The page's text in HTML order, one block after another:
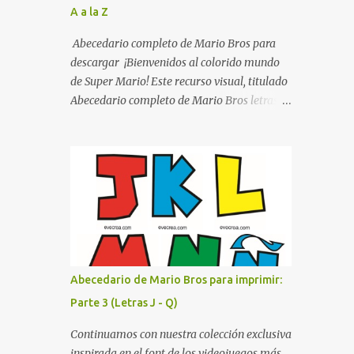
listo para imprimir en alta calidad. Su diseño
busca combinar funcionalidad y estética,
logrando que cualquier institución educativa
proyecte una imagen más organizada y
profesional. ¿Por qué son importantes los
quienes visitan la institución por primera
vez, encontrar la biblioteca, la dirección o un
aula específica puede resultar c...
A a la Z
Abecedario completo de Mario Bros para
descargar ¡Bienvenidos al colorido mundo
de Super Mario! Este recurso visual, titulado
Abecedario completo de Mario Bros letras
de los videojuegos. Este set de letras está
diseñado para transformar cualquier
mensaje en una aventura, utilizando la
tipografía clásica y robusta que los fans han
reconocido por décadas. En esta primera
sección, el abecedario nos presenta:
Identidad Visual: Un diseño de bloques con
bordes negros gruesos que resaltan sobre
cualquier fondo. Paleta de Colores: Una
secuencia dinámica que alterna entre el rojo
de Mario, el verde de Luigi, y los tonos azul y
Abecedario de Mario Bros para imprimir:
Parte 3 (Letras J - Q)
Continuamos con nuestra colección exclusiva